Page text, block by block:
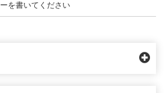
を書いてください